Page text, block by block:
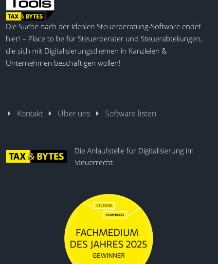
Die Suche nach der idealen Steuerberatung-Software endet
hier! – Place to be für Steuerberater und Steuerabteilungen,
die sich mit Digitalisierungsthemen in Kanzleien &
Unternehmen beschäftigen wollen!
Kontakt Über uns Software listen
Die Anlaufstelle für Digitalisierung im
Steuerrecht.